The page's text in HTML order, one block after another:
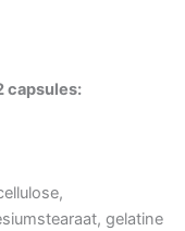
capsules:
gelatine